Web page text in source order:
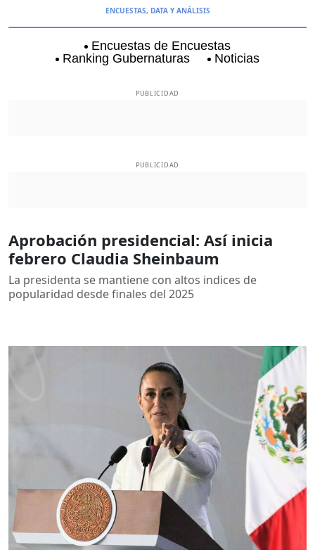
ENCUESTAS, DATA Y ANÁLISIS
Encuestas de Encuestas
Ranking Gubernaturas
Noticias
PUBLICIDAD
PUBLICIDAD
Aprobación presidencial: Así inicia
febrero Claudia Sheinbaum
La presidenta se mantiene con altos indices de
popularidad desde finales del 2025